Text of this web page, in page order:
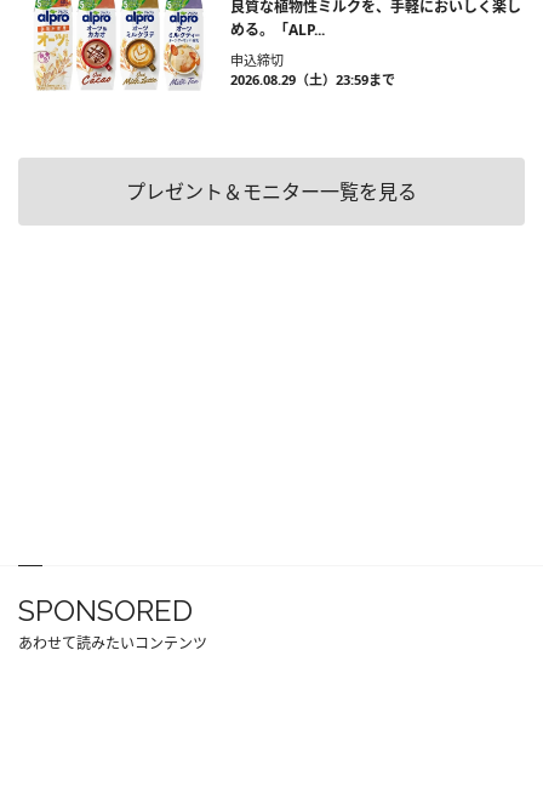
良質な植物性ミルクを、手軽においしく楽し
める。「ALP...
申込締切
2026.08.29（土）23:59まで
プレゼント＆モニター一覧を見る
SPONSORED
あわせて読みたいコンテンツ